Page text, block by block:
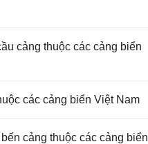
cảng thuộc các cảng biển
các cảng biển Việt Nam
cảng thuộc các cảng biển